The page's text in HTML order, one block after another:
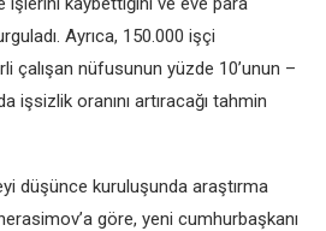
Ayrıca, 150.000 işçi
çalışan nüfusunun yüzde 10’unun –
işsizlik oranını artıracağı tahmin
düşünce kuruluşunda araştırma
göre, yeni cumhurbaşkanı